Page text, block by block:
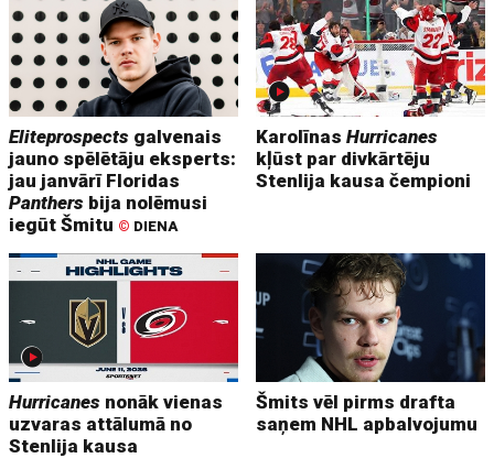
Eliteprospects galvenais
jauno spēlētāju eksperts:
jau janvārī Floridas
Panthers bija nolēmusi
iegūt Šmitu © DIENA
KarolīnasHurricanes
kļūst par divkārtēju
Stenlija kausa čempioni
Hurricanes nonāk vienas
uzvaras attālumā no
Stenlija kausa
Šmits vēl pirms drafta
saņem NHL apbalvojumu